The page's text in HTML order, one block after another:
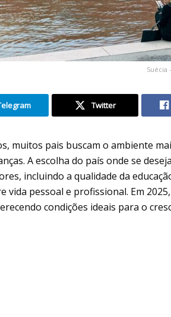
Suécia
Twitter
muitos pais buscam o ambiente
A escolha do país onde se
incluindo a qualidade da
vida pessoal e profissional. Em
condições ideais para o